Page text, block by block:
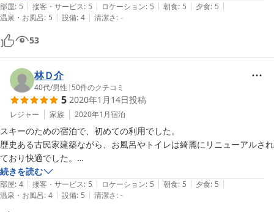
にぜひ利用させて頂きたいです。一点、洗面台にハンドソープが置いて
部屋: 5 | 接客・サービス: 5 | ロケーション: 5 | 朝食: 5 | 夕食: 5 |
温泉・お風呂: 5 | 設備: 4 | 清潔さ: -
53
林Ｄ介
40代/男性 | 50件のクチコミ
5 2020年1月14日投稿
レジャー 家族 2020年1月宿泊
スキーのための宿泊で、初めての利用でした。
歴史ある古民家建築ながら、お風呂やトイレは綺麗にリニューアルされ
ており快適でした。
夕食はとうじそばに地のものがとても美味しくて子供も喜んでいまし
た。
朝食と共にボリュームは十分でした。
続きを読む
部屋: 4 | 接客・サービス: 5 | ロケーション: 5 | 朝食: 5 | 夕食: 5 |
温泉・お風呂: 4 | 設備: 5 | 清潔さ: -